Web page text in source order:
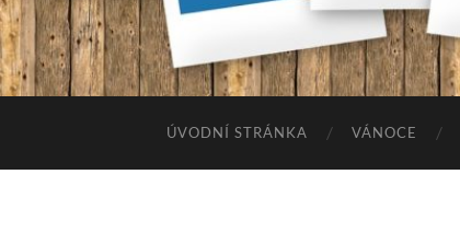
ÚVODNÍ STRÁNKA VÁNOCE